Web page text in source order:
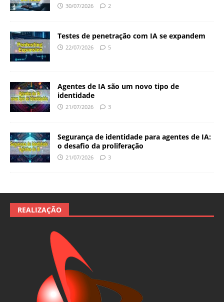
30/07/2026 2
Testes de penetração com IA se expandem
22/07/2026 5
Agentes de IA são um novo tipo de
identidade
21/07/2026 3
Segurança de identidade para agentes de IA:
o desafio da proliferação
21/07/2026 3
REALIZAÇÃO